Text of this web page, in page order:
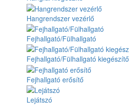
Hangrendszer vezérlő
Fejhallgató/Fülhallgató
Fejhallgató/Fülhallgató kiegészítő
Fejhallgató erősítő
Lejátszó